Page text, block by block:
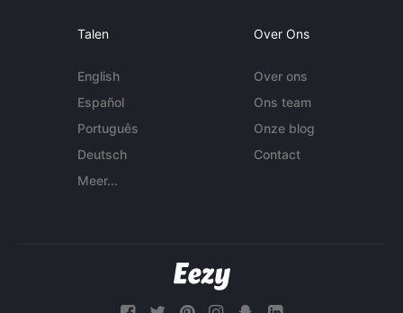
Talen
English
Español
Português
Deutsch
Meer...
Over Ons
Over ons
Ons team
Onze blog
Contact